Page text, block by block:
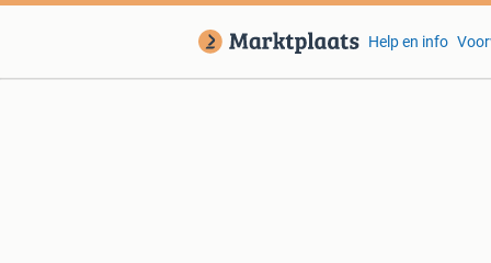
Help en info